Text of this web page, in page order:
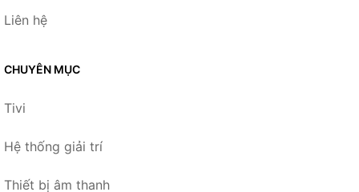
Liên hệ
CHUYÊN MỤC
Tivi
Hệ thống giải trí
Thiết bị âm thanh